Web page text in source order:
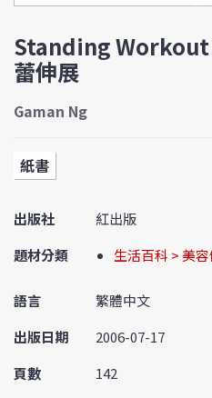
Standing Workout
蕾伸展
Gaman Ng
紙書
出版社
紅出版
題材分類
生活百科 > 美
語言
繁體中文
出版日期
2006-07-17
頁數
142